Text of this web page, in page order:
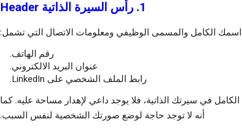
1. رأس السيرة الذاتية Header
الكامل والمسمى الوظيفي ومعلومات الاتصال التي تشمل:
رقم الهاتف.
عنوان البريد الالكتروني.
رابط الملف الشخصي على LinkedIn.
في سيرتك الذاتية، فلا يوجد داعي لإهدار مساحة عليه. كما
أنه لا توجد حاجة لوضع صورتك الشخصية لنفس السبب.